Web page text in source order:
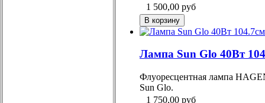
1 500,00 руб
Лампа Sun Glo 40Вт
Флуоресцентная лампа
Sun Glo.
1 750,00 руб